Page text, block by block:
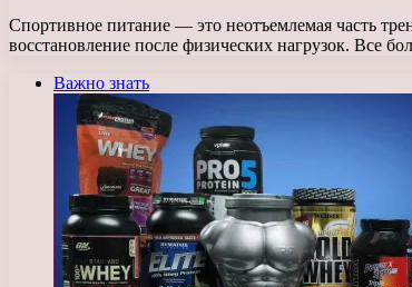
Спортивное питание — это неотъемлемая часть
восстановление после физических нагрузок. Все
Важно знать